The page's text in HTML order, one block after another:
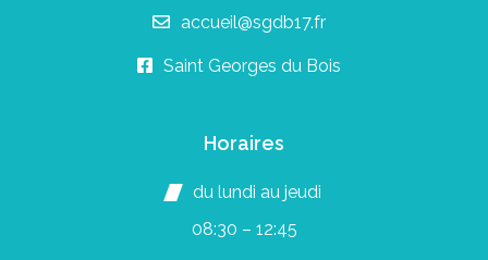
accueil@sgdb17.fr
Saint Georges du Bois
Horaires
du lundi au jeudi
08:30 – 12:45